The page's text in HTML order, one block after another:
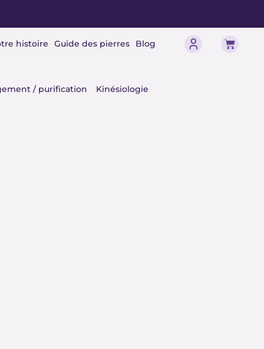
histoire Guide des pierres Blog Panier
/ purification Kinésiologie